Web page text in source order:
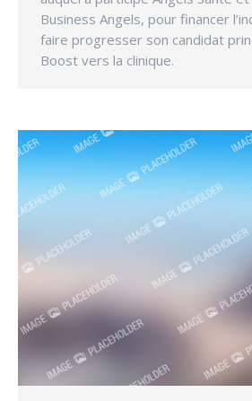
Business Angels, pour financer
faire progresser son candidat
Boost vers la clinique.